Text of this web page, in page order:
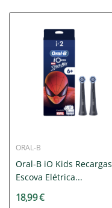
ORAL-B
Oral-B iO Kids Recargas
Escova Elétrica...
18,99 €